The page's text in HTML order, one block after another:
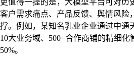
客户需求痛点、产品反馈、舆情风险
撑。例如，某知名乳业企业通过中通
10大业务域、500+合作商铺的精细
50%。